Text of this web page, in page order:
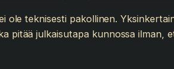
ole teknisesti pakollinen.
pitää julkaisutapa kunnossa ilman,